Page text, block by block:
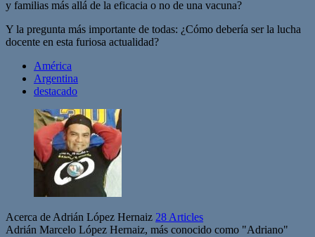
y familias más allá de la eficacia o no de una vacuna?
Y la pregunta más importante de todas: ¿Cómo debería ser la lucha
docente en esta furiosa actualidad?
América
Argentina
destacado
Acerca de Adrián López Hernaiz 28 Articles
Adrián Marcelo López Hernaiz, más conocido como "Adriano"